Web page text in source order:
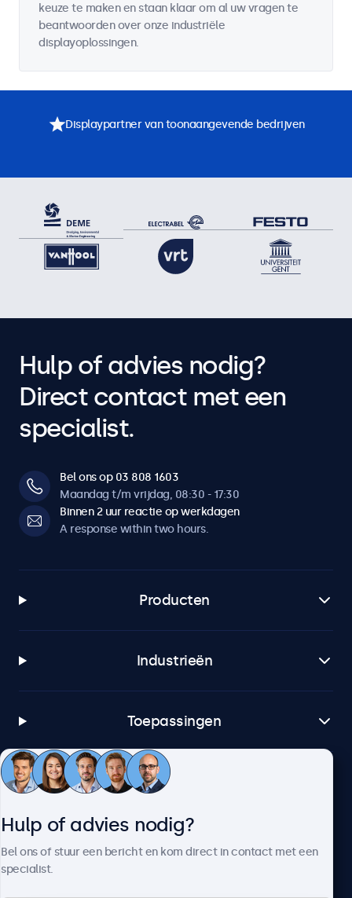
keuze te maken en staan klaar om al uw vragen te
beantwoorden over onze industriële
displayoplossingen.
Displaypartner van toonaangevende bedrijven
Hulp of advies nodig?
Direct contact met een
specialist.
Bel ons op 03 808 1603
Maandag t/m vrijdag, 08:30 - 17:30
Binnen 2 uur reactie op werkdagen
A response within two hours.
Producten
Industrieën
Toepassingen
Klantenservice
Hulp of advies nodig?
Bel ons of stuur een bericht en kom direct in contact met een
specialist.